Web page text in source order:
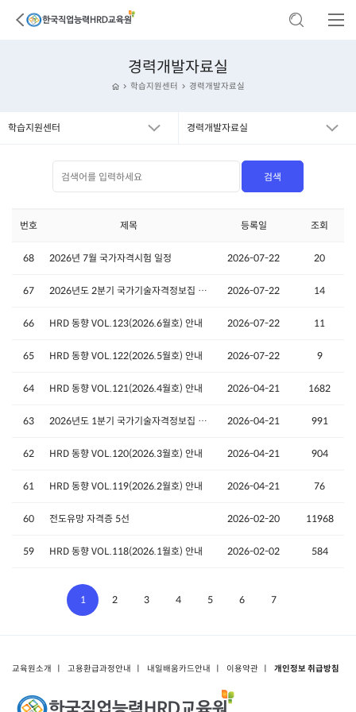
경력개발자료실
학습지원센터 경력개발자료실
학습지원센터 경력개발자료실
번호 제목 등록일 조회
68 2026년 7월 국가자격시험 일정 2026-07-22 20
67 2026년도 2분기 국가기술자격정보집 '자격Q'안내 2026-07-22 14
66 HRD 동향 VOL.123(2026.6월호) 안내 2026-07-22 11
65 HRD 동향 VOL.122(2026.5월호) 안내 2026-07-22 9
64 HRD 동향 VOL.121(2026.4월호) 안내 2026-04-21 1682
63 2026년도 1분기 국가기술자격정보집 '자격Q'안내 2026-04-21 991
62 HRD 동향 VOL.120(2026.3월호) 안내 2026-04-21 904
61 HRD 동향 VOL.119(2026.2월호) 안내 2026-04-21 76
60 전도유망 자격증 5선 2026-02-20 11968
59 HRD 동향 VOL.118(2026.1월호) 안내 2026-02-02 584
1 2 3 4 5 6 7
교육원소개 ㅣ 고용환급과정안내 ㅣ 내일배움카드안내 ㅣ 이용약관 ㅣ 개인정보 취급방침